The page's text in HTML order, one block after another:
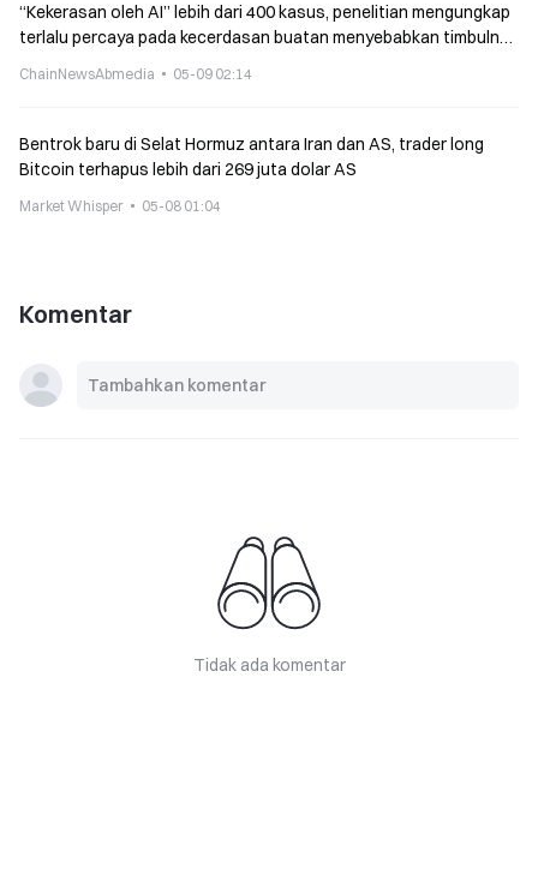
“Kekerasan oleh AI” lebih dari 400 kasus, penelitian mengungkap
terlalu percaya pada kecerdasan buatan menyebabkan timbulnya
ChainNewsAbmedia 05-09 02:14
Bentrok baru di Selat Hormuz antara Iran dan AS, trader long
Bitcoin terhapus lebih dari 269 juta dolar AS
Market Whisper 05-08 01:04
Komentar
Tidak ada komentar